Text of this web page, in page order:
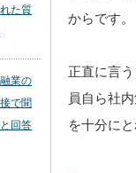
からです。
正直に言
員自ら社
を十分に
た質
業の
で聞
回答